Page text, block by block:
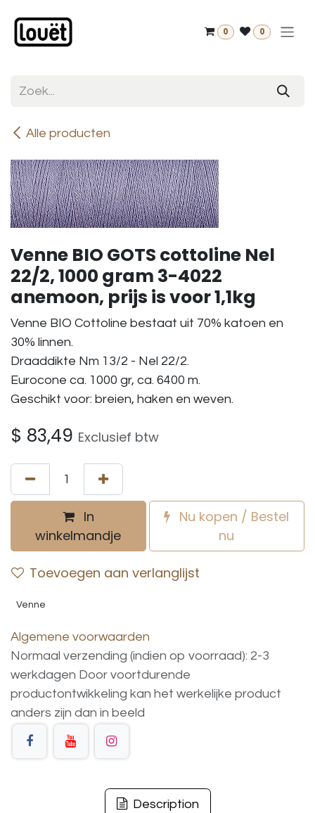
0 0
Alle producten
Venne BIO GOTS cottoline Nel
22/2, 1000 gram 3-4022
anemoon, prijs is voor 1,1kg
Venne BIO Cottoline bestaat uit 70% katoen en
30% linnen.
Draaddikte Nm 13/2 - Nel 22/2.
Eurocone ca. 1000 gr, ca. 6400 m.
Geschikt voor: breien, haken en weven.
$ 83,49 Exclusief btw
In
winkelmandje
Nu kopen / Bestel
nu
Toevoegen aan verlanglijst
Venne
Algemene voorwaarden
Normaal verzending (indien op voorraad): 2-3
werkdagen Door voortdurende
productontwikkeling kan het werkelijke product
anders zijn dan in beeld
Description